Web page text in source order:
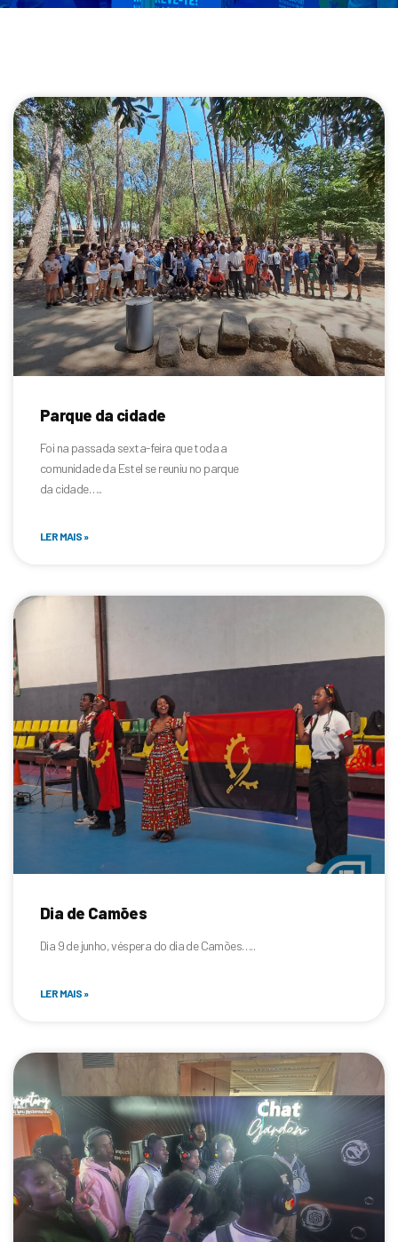
Parque da cidade
Foi na passada sexta-feira que toda a
comunidade da Estel se reuniu no parque
da cidade…..
LER MAIS »
Dia de Camões
Dia 9 de junho, véspera do dia de Camões…..
LER MAIS »
PagePagePagePagePagePagePagePagePagePage